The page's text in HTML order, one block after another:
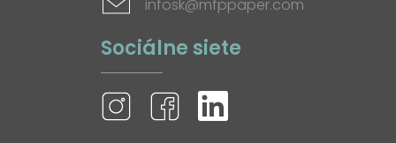
infosk@mfppaper.com
Sociálne siete